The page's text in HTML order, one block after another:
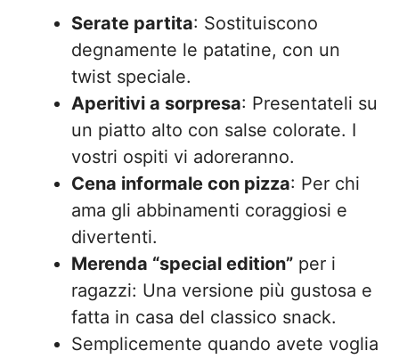
Serate partita: Sostituiscono
degnamente le patatine, con un
twist speciale.
Aperitivi a sorpresa: Presentateli su
un piatto alto con salse colorate. I
vostri ospiti vi adoreranno.
Cena informale con pizza: Per chi
ama gli abbinamenti coraggiosi e
divertenti.
Merenda “special edition” per i
ragazzi: Una versione più gustosa e
fatta in casa del classico snack.
Semplicemente quando avete voglia